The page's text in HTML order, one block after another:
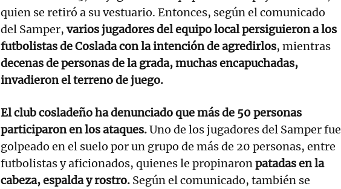
quien se retiró a su vestuario. Entonces, según el comunicado
del Samper, varios jugadores del equipo local persiguieron a los
futbolistas de Coslada con la intención de agredirlos, mientras
decenas de personas de la grada, muchas encapuchadas,
invadieron el terreno de juego.
El club cosladeño ha denunciado que más de 50 personas
participaron en los ataques.Uno de los jugadores del Samper fue
golpeado en el suelo por un grupo de más de 20 personas, entre
futbolistas y aficionados, quienes le propinaronpatadas en la
cabeza, espalda y rostro. Según el comunicado, también se